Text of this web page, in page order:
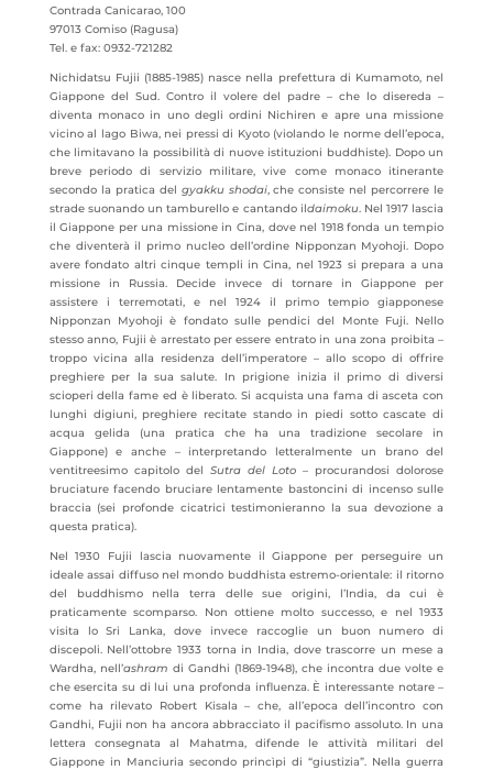
Contrada Canicarao, 100
97013 Comiso (Ragusa)
Tel. e fax: 0932-721282
Nichidatsu Fujii (1885-1985) nasce nella prefettura di Kumamoto, nel
Giappone del Sud. Contro il volere del padre – che lo disereda –
diventa monaco in uno degli ordini Nichiren e apre una missione
vicino al lago Biwa, nei pressi di Kyoto (violando le norme dell’epoca,
che limitavano la possibilità di nuove istituzioni buddhiste). Dopo un
breve periodo di servizio militare, vive come monaco itinerante
secondo la pratica del gyakku shodai, che consiste nel percorrere le
strade suonando un tamburello e cantando ildaimoku. Nel 1917 lascia
il Giappone per una missione in Cina, dove nel 1918 fonda un tempio
che diventerà il primo nucleo dell’ordine Nipponzan Myohoji. Dopo
avere fondato altri cinque templi in Cina, nel 1923 si prepara a una
missione in Russia. Decide invece di tornare in Giappone per
assistere i terremotati, e nel 1924 il primo tempio giapponese
Nipponzan Myohoji è fondato sulle pendici del Monte Fuji. Nello
stesso anno, Fujii è arrestato per essere entrato in una zona proibita –
troppo vicina alla residenza dell’imperatore – allo scopo di offrire
preghiere per la sua salute. In prigione inizia il primo di diversi
scioperi della fame ed è liberato. Si acquista una fama di asceta con
lunghi digiuni, preghiere recitate stando in piedi sotto cascate di
acqua gelida (una pratica che ha una tradizione secolare in
Giappone) e anche – interpretando letteralmente un brano del
ventitreesimo capitolo del Sutra del Loto – procurandosi dolorose
bruciature facendo bruciare lentamente bastoncini di incenso sulle
braccia (sei profonde cicatrici testimonieranno la sua devozione a
questa pratica).
Nel 1930 Fujii lascia nuovamente il Giappone per perseguire un
ideale assai diffuso nel mondo buddhista estremo-orientale: il ritorno
del buddhismo nella terra delle sue origini, l’India, da cui è
praticamente scomparso. Non ottiene molto successo, e nel 1933
visita lo Sri Lanka, dove invece raccoglie un buon numero di
discepoli. Nell’ottobre 1933 torna in India, dove trascorre un mese a
Wardha, nell’ashram di Gandhi (1869-1948), che incontra due volte e
che esercita su di lui una profonda influenza. È interessante notare –
come ha rilevato Robert Kisala – che, all’epoca dell’incontro con
Gandhi, Fujii non ha ancora abbracciato il pacifismo assoluto. In una
lettera consegnata al Mahatma, difende le attività militari del
Giappone in Manciuria secondo princìpi di “giustizia”. Nella guerra